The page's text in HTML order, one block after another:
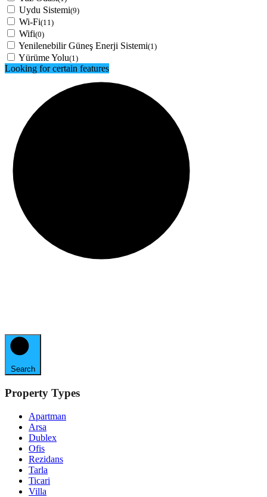
Uydu Sistemi(9)
Wi-Fi(11)
Wifi(0)
Yenilenebilir Güneş Enerji Sistemi(1)
Yürüme Yolu(1)
Looking for certain features
Search
Property Types
Apartman
Arsa
Dublex
Ofis
Rezidans
Tarla
Ticari
Villa